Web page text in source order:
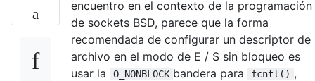
encuentro en el contexto de la programación
de sockets BSD, parece que la forma
recomendada de configurar un descriptor de
archivo en el modo de E / S sin bloqueo es
usar la
O_NONBLOCK bandera para fcntl() ,